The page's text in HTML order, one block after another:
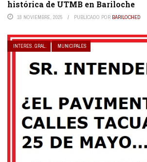
histórica de UTMB en Bariloche
18 NOVIEMBRE, 2025 PUBLICADO POR BARILOCHED
INTERES. GRAL. MUNICIPALES